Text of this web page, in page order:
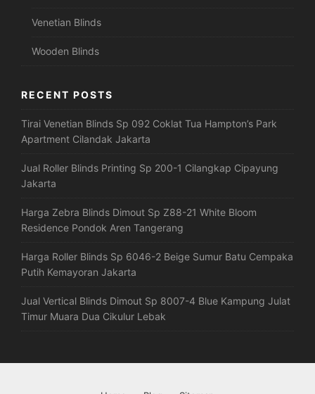
Venetian Blinds
Wooden Blinds
RECENT POSTS
Tirai Venetian Blinds Sp 092 Coklat Tua Hampton’s Park
Apartment Cilandak Jakarta
Jual Roller Blinds Printing Sp 200-1 Cilangkap Cipayung
Jakarta
Harga Zebra Blinds Dimout Sp Z88-21 White Bloom
Residence Pondok Aren Tangerang
Harga Roller Blinds Sp 6046-2 Beige Sumur Batu Cempaka
Putih Kemayoran Jakarta
Jual Vertical Blinds Dimout Sp 8007-4 Blue Kampung Julat
Timur Muara Dua Cikulur Lebak